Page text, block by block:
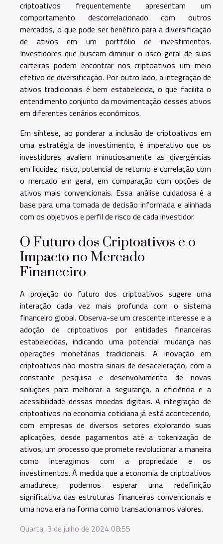
criptoativos frequentemente apresentam um
comportamento descorrelacionado com outros
mercados, o que pode ser benéfico para a diversificação
de ativos em um portfólio de investimentos.
Investidores que buscam diminuir o risco geral de suas
carteiras podem encontrar nos criptoativos um meio
efetivo de diversificação. Por outro lado, a integração de
ativos tradicionais é bem estabelecida, o que facilita o
entendimento conjunto da movimentação desses ativos
em diferentes cenários econômicos.
Em síntese, ao ponderar a inclusão de criptoativos em
uma estratégia de investimento, é imperativo que os
investidores avaliem minuciosamente as divergências
em liquidez, risco, potencial de retorno e correlação com
o mercado em geral, em comparação com opções de
ativos mais convencionais. Essa análise cuidadosa é a
base para uma tomada de decisão informada e alinhada
com os objetivos e perfil de risco de cada investidor.
O Futuro dos Criptoativos e o
Impacto no Mercado
Financeiro
A projeção do futuro dos criptoativos sugere uma
interação cada vez mais profunda com o sistema
financeiro global. Observa-se um crescente interesse e a
adoção de criptoativos por entidades financeiras
estabelecidas, indicando uma potencial mudança nas
operações monetárias tradicionais. A inovação em
criptoativos não mostra sinais de desaceleração, com a
constante pesquisa e desenvolvimento de novas
soluções para melhorar a segurança, a eficiência e a
acessibilidade dessas moedas digitais. A integração de
criptoativos na economia cotidiana já está acontecendo,
com empresas de diversos setores explorando suas
aplicações, desde pagamentos até a tokenização de
ativos, um processo que promete revolucionar a maneira
como interagimos com a propriedade e os
investimentos. À medida que a economia de criptoativos
amadurece, podemos esperar uma redefinição
significativa das estruturas financeiras convencionais e
uma nova era na forma como transacionamos valores.
Quarta, 3 de julho de 2024 08:55